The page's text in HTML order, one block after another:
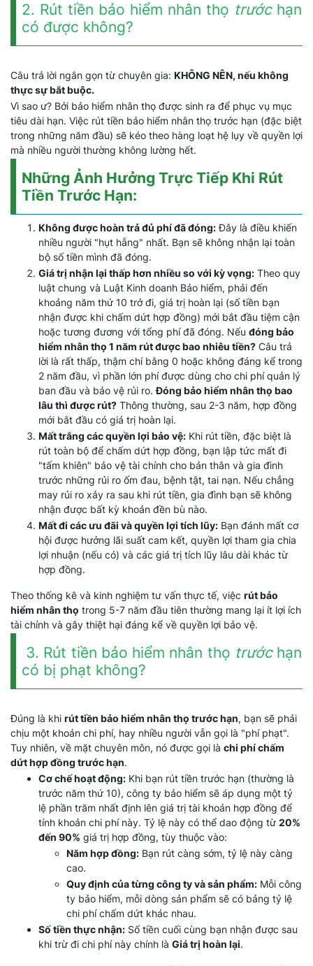
2. Rút tiền bảo hiểm nhân thọ trước hạn
có được không?
Câu trả lời ngắn gọn từ chuyên gia: KHÔNG NÊN, nếu không
thực sự bắt buộc.
Vì sao ư? Bởi bảo hiểm nhân thọ được sinh ra để phục vụ mục
tiêu dài hạn. Việc rút tiền bảo hiểm nhân thọ trước hạn (đặc biệt
trong những năm đầu) sẽ kéo theo hàng loạt hệ lụy về quyền lợi
mà nhiều người thường không lường hết.
Những Ảnh Hưởng Trực Tiếp Khi Rút
Tiền Trước Hạn:
Không được hoàn trả đủ phí đã đóng:Đây là điều khiến
nhiều người "hụt hẫng" nhất. Bạn sẽ không nhận lại toàn
bộ số tiền mình đã đóng.
Giá trị nhận lại thấp hơn nhiều so với kỳ vọng: Theo quy
luật chung và Luật Kinh doanh Bảo hiểm, phải đến
khoảng năm thứ 10 trở đi, giá trị hoàn lại (số tiền bạn
nhận được khi chấm dứt hợp đồng) mới bắt đầu tiệm cận
hoặc tương đương với tổng phí đã đóng. Nếu đóng bảo
hiểm nhân thọ 1 năm rút được bao nhiêu tiền? Câu trả
lời là rất thấp, thậm chí bằng 0 hoặc không đáng kể trong
2 năm đầu, vì phần lớn phí được dùng cho chi phí quản lý
ban đầu và bảo vệ rủi ro.Đóng bảo hiểm nhân thọ bao
lâu thì được rút? Thông thường, sau 2-3 năm, hợp đồng
mới bắt đầu có giá trị hoàn lại.
Mất trắng các quyền lợi bảo vệ: Khi rút tiền, đặc biệt là
rút toàn bộ để chấm dứt hợp đồng, bạn lập tức mất đi
"tấm khiên" bảo vệ tài chính cho bản thân và gia đình
trước những rủi ro ốm đau, bệnh tật, tai nạn. Nếu chẳng
may rủi ro xảy ra sau khi rút tiền, gia đình bạn sẽ không
nhận được bất kỳ khoản đền bù nào.
Mất đi các ưu đãi và quyền lợi tích lũy: Bạn đánh mất cơ
hội được hưởng lãi suất cam kết, quyền lợi tham gia chia
lợi nhuận (nếu có) và các giá trị tích lũy lâu dài khác từ
hợp đồng.
Theo thống kê và kinh nghiệm tư vấn thực tế, việc rút bảo
hiểm nhân thọ trong 5-7 năm đầu tiên thường mang lại ít lợi ích
tài chính và gây thiệt hại đáng kể về quyền lợi bảo vệ.
3. Rút tiền bảo hiểm nhân thọ trước hạn
có bị phạt không?
Đúng là khi rút tiền bảo hiểm nhân thọ trước hạn, bạn sẽ phải
chịu một khoản chi phí, hay nhiều người vẫn gọi là "phí phạt".
Tuy nhiên, về mặt chuyên môn, nó được gọi là chi phí chấm
dứt hợp đồng trước hạn.
Cơ chế hoạt động: Khi bạn rút tiền trước hạn (thường là
trước năm thứ 10), công ty bảo hiểm sẽ áp dụng một tỷ
lệ phần trăm nhất định lên giá trị tài khoản hợp đồng để
tính khoản chi phí này. Tỷ lệ này có thể dao động từ 20%
đến 90% giá trị hợp đồng, tùy thuộc vào:
Năm hợp đồng: Bạn rút càng sớm, tỷ lệ này càng
cao.
Quy định của từng công ty và sản phẩm: Mỗi công
ty bảo hiểm, mỗi dòng sản phẩm sẽ có bảng tỷ lệ
chi phí chấm dứt khác nhau.
Số tiền thực nhận: Số tiền cuối cùng bạn nhận được sau
khi trừ đi chi phí này chính là Giá trị hoàn lại.